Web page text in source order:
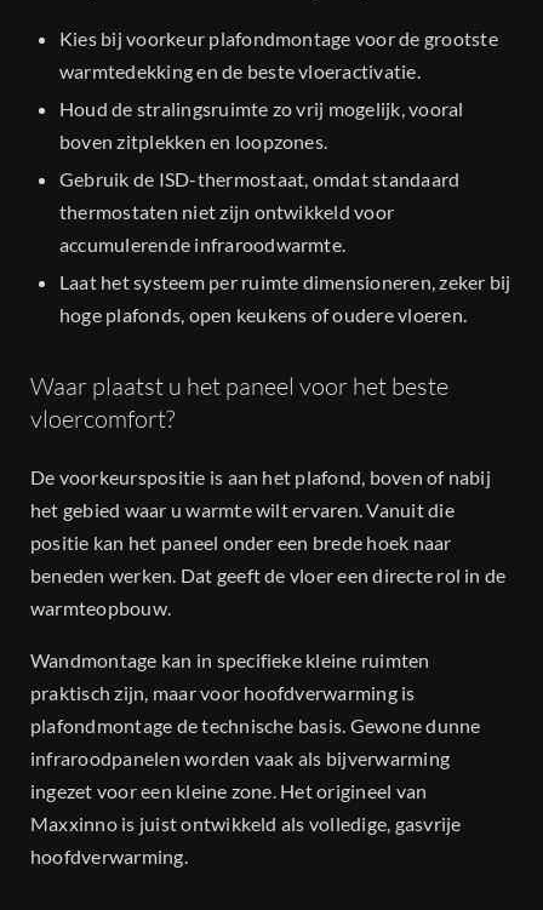
Kies bij voorkeur plafondmontage voor de grootste
warmtedekking en de beste vloeractivatie.
Houd de stralingsruimte zo vrij mogelijk, vooral
boven zitplekken en loopzones.
Gebruik de ISD-thermostaat, omdat standaard
thermostaten niet zijn ontwikkeld voor
accumulerende infraroodwarmte.
Laat het systeem per ruimte dimensioneren, zeker bij
hoge plafonds, open keukens of oudere vloeren.
Waar plaatst u het paneel voor het beste
vloercomfort?
De voorkeurspositie is aan het plafond, boven of nabij
het gebied waar u warmte wilt ervaren. Vanuit die
positie kan het paneel onder een brede hoek naar
beneden werken. Dat geeft de vloer een directe rol in de
warmteopbouw.
Wandmontage kan in specifieke kleine ruimten
praktisch zijn, maar voor hoofdverwarming is
plafondmontage de technische basis. Gewone dunne
infraroodpanelen worden vaak als bijverwarming
ingezet voor een kleine zone. Het origineel van
Maxxinno is juist ontwikkeld als volledige, gasvrije
hoofdverwarming.